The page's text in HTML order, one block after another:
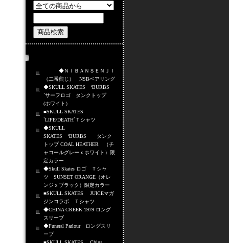
◆ＮＩＢＡＮＳＥＮＪＩ
（二番煎じ） NSBベアリング
◆SKULL SKATES ‘BURBS
`サーフロゴ タンクトップ
(ホワイト）
■SKULL SKATES
`LIFE/DEATH`Ｔシャツ
◆SKULL
SKATES ‘BURBS タンク
トップ COAL HEATHER （チ
ャコールグレーｘホワイト）限
定カラー
◆Skull Skates ロゴ Ｔシャ
ツ SUNSET ORANGE（オレ
ンジｘブラック）限定カラー
■SKULL SKATES JUICEマガ
ジンコラボ Ｔシャツ
◆CHINA CREEK 1979 ロング
スリーブ
◆Funeral Parlour ロングスリ
ーブ